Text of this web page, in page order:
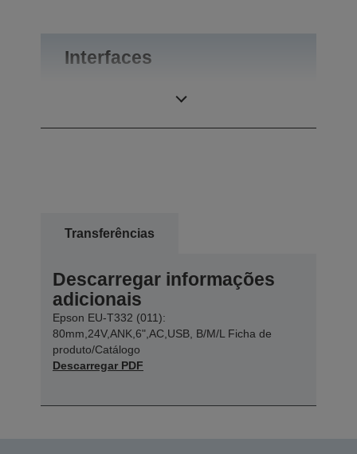
Interfaces
Transferências
Descarregar informações
adicionais
Epson EU-T332 (011):
80mm,24V,ANK,6",AC,USB, B/M/L Ficha de
produto/Catálogo
Descarregar PDF